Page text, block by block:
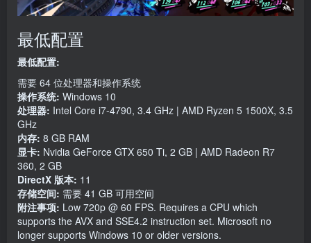
最低配置
最低配置:
需要 64 位处理器和操作系统
操作系统: Windows 10
处理器: Intel Core i7-4790, 3.4 GHz | AMD Ryzen 5 1500X, 3.5
GHz
内存: 8 GB RAM
显卡: Nvidia GeForce GTX 650 Ti, 2 GB | AMD Radeon R7
360, 2 GB
DirectX 版本: 11
存储空间: 需要 41 GB 可用空间
附注事项: Low 720p @ 60 FPS. Requires a CPU which
supports the AVX and SSE4.2 instruction set. Microsoft no
longer supports Windows 10 or older versions.